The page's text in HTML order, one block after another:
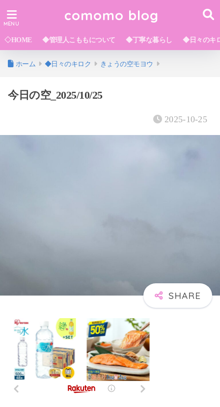
comomo blog
◇HOME ◆管理人こももについて ◆丁寧な暮らし ◆日々のキ
ホーム ◆日々のキロク きょうの空モヨウ
今日の空_2025/10/25
2025-10-25